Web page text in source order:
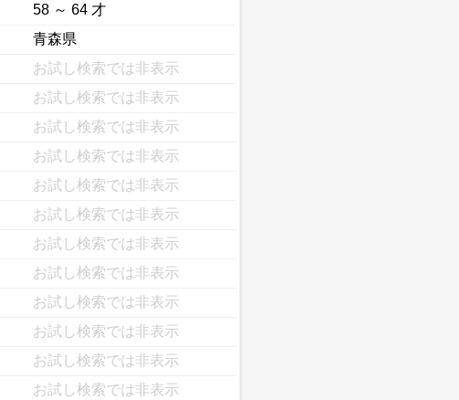
58 ～ 64 才
青森県
お試し検索では非表示
お試し検索では非表示
お試し検索では非表示
お試し検索では非表示
お試し検索では非表示
お試し検索では非表示
お試し検索では非表示
お試し検索では非表示
お試し検索では非表示
お試し検索では非表示
お試し検索では非表示
お試し検索では非表示